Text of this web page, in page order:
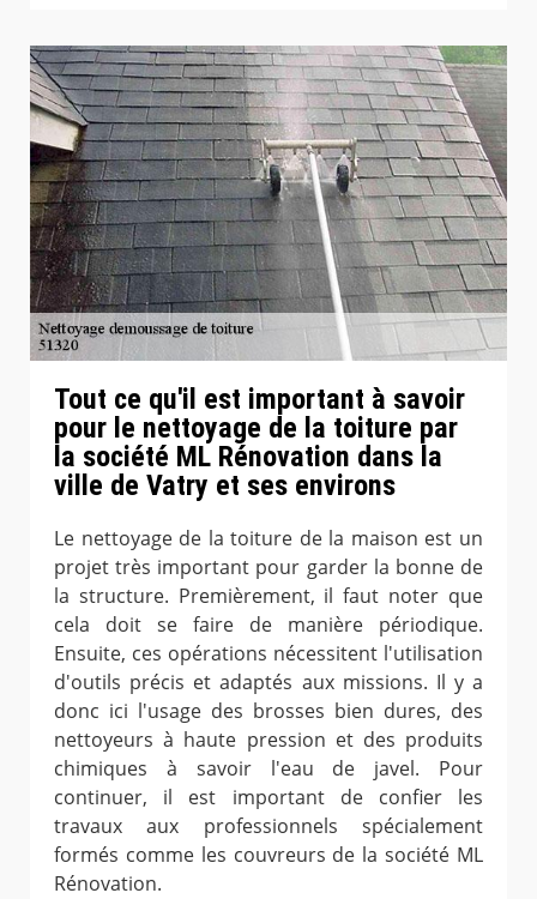
Tout ce qu'il est important à savoir
pour le nettoyage de la toiture par
la société ML Rénovation dans la
ville de Vatry et ses environs
Le nettoyage de la toiture de la maison est un
projet très important pour garder la bonne de
la structure. Premièrement, il faut noter que
cela doit se faire de manière périodique.
Ensuite, ces opérations nécessitent l'utilisation
d'outils précis et adaptés aux missions. Il y a
donc ici l'usage des brosses bien dures, des
nettoyeurs à haute pression et des produits
chimiques à savoir l'eau de javel. Pour
continuer, il est important de confier les
travaux aux professionnels spécialement
formés comme les couvreurs de la société ML
Rénovation.